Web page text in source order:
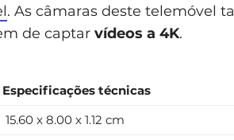
. As câmaras deste telemóvel
de captar vídeos a 4K.
Especificações técnicas
15.60 x 8.00 x 1.12 cm